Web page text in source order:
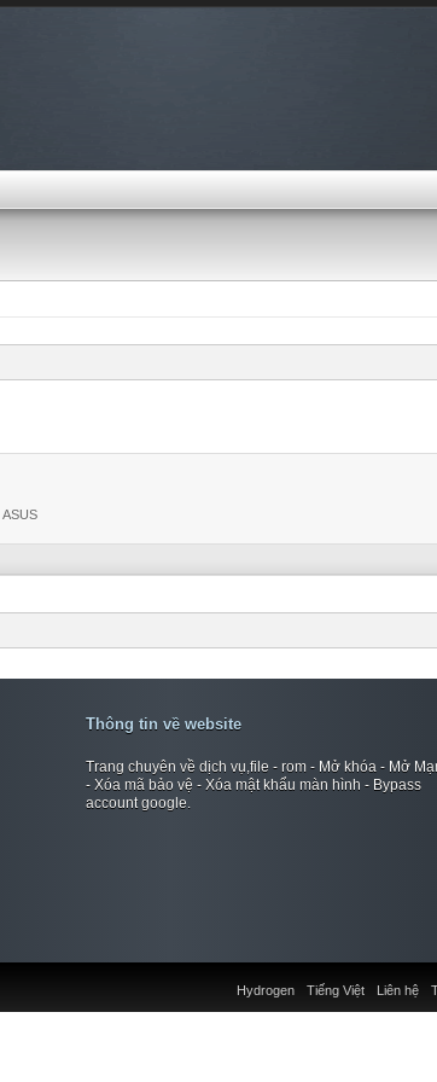
ASUS
Thông tin về website
Trang chuyên về dịch vụ,file - rom - Mở khóa - Mở
- Xóa mã bảo vệ - Xóa mật khẩu màn hình - Bypass
account google.
Liên hệ
Hydrogen Tiếng Việt